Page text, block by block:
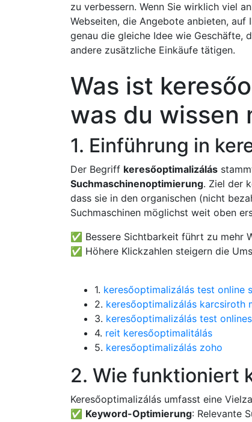
zu verbessern. Wenn Sie wirklich viel
Webseiten, die Angebote anbieten,
genau die gleiche Idee wie Geschäfte,
andere zusätzliche Einkäufe tätigen.
Was ist
was du wissen
1. Einführung in
Der Begriff keresőoptimalizálás
Suchmaschinenoptimierung. Ziel der
dass sie in den organischen (nicht
Suchmaschinen möglichst weit oben
✅ Bessere Sichtbarkeit führt zu mehr
✅ Höhere Klickzahlen steigern die
1. keresőoptimalizálás test online
2. keresőoptimalizálás karcsiroth
3. keresőoptimalizálás test
4. reit keresőoptimalitálás
5. keresőoptimalizálás zoho
2. Wie funktioniert
Keresőoptimalizálás umfasst eine
✅ Keyword-Optimierung: Relevante